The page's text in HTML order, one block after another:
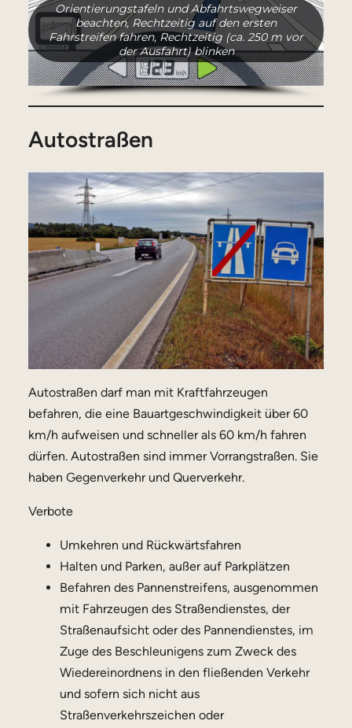
Orientierungstafeln und Abfahrtswegweiser
beachten, Rechtzeitig auf den ersten
Fahrstreifen fahren, Rechtzeitig (ca. 250 m vor
der Ausfahrt) blinken
Autostraßen
Autostraßen darf man mit Kraftfahrzeugen
befahren, die eine Bauartgeschwindigkeit über 60
km/h aufweisen und schneller als 60 km/h fahren
dürfen. Autostraßen sind immer Vorrangstraßen. Sie
haben Gegenverkehr und Querverkehr.
Verbote
Umkehren und Rückwärtsfahren
Halten und Parken, außer auf Parkplätzen
Befahren des Pannenstreifens, ausgenommen
mit Fahrzeugen des Straßendienstes, der
Straßenaufsicht oder des Pannendienstes, im
Zuge des Beschleunigens zum Zweck des
Wiedereinordnens in den fließenden Verkehr
und sofern sich nicht aus
Straßenverkehrszeichen oder